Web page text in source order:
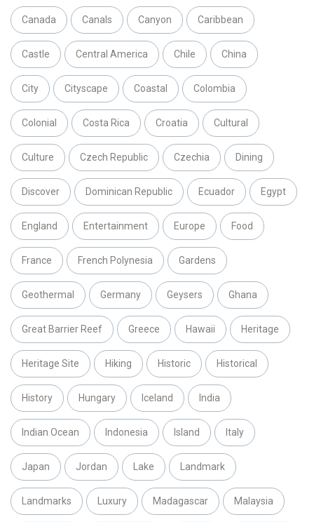
Canada Canals Canyon Caribbean
Castle Central America Chile China
City Cityscape Coastal Colombia
Colonial Costa Rica Croatia Cultural
Culture Czech Republic Czechia Dining
Discover Dominican Republic Ecuador Egypt
England Entertainment Europe Food
France French Polynesia Gardens
Geothermal Germany Geysers Ghana
Great Barrier Reef Greece Hawaii Heritage
Heritage Site Hiking Historic Historical
History Hungary Iceland India
Indian Ocean Indonesia Island Italy
Japan Jordan Lake Landmark
Landmarks Luxury Madagascar Malaysia